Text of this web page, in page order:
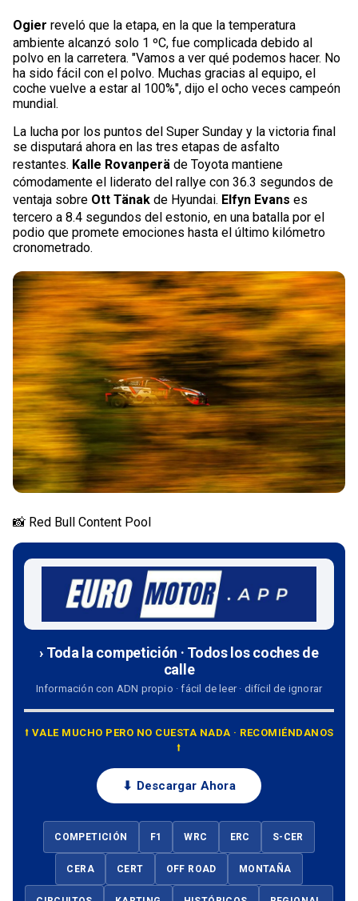
Ogier reveló que la etapa, en la que la temperatura
ambiente alcanzó solo 1 ºC, fue complicada debido al
polvo en la carretera. "Vamos a ver qué podemos hacer. No
ha sido fácil con el polvo. Muchas gracias al equipo, el
coche vuelve a estar al 100%", dijo el ocho veces campeón
mundial.
La lucha por los puntos del Super Sunday y la victoria final
se disputará ahora en las tres etapas de asfalto
restantes. Kalle Rovanperä de Toyota mantiene
cómodamente el liderato del rallye con 36.3 segundos de
ventaja sobre Ott Tänak de Hyundai. Elfyn Evans es
tercero a 8.4 segundos del estonio, en una batalla por el
podio que promete emociones hasta el último kilómetro
cronometrado.
📸 Red Bull Content Pool
› Toda la competición · Todos los coches de
calle
Información con ADN propio · fácil de leer · difícil de ignorar
⭡ VALE MUCHO PERO NO CUESTA NADA · RECOMIÉNDANOS
⭡
⬇ Descargar Ahora
COMPETICIÓN F1 WRC ERC S-CER
CERA CERT OFF ROAD MONTAÑA